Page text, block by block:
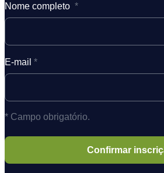
Nome completo *
E-mail *
* Campo obrigatório.